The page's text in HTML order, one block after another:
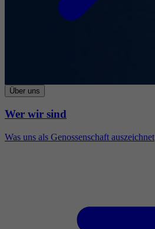
Über uns
Wer wir sind
Was uns als Genossenschaft auszeichnet